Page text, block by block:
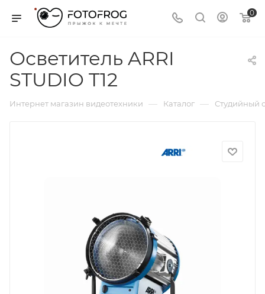
0
Осветитель ARRI
STUDIO T12
Интернет магазин видеотехники — Каталог — Студийный